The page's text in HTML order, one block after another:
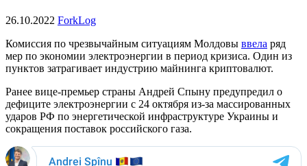
26.10.2022 ForkLog
Комиссия по чрезвычайным ситуациям Молдовы ввела ряд
мер по экономии электроэнергии в период кризиса. Один из
пунктов затрагивает индустрию майнинга криптовалют.
Ранее вице-премьер страны Андрей Спыну предупредил о
дефиците электроэнергии с 24 октября из-за массированных
ударов РФ по энергетической инфраструктуре Украины и
сокращения поставок российского газа.